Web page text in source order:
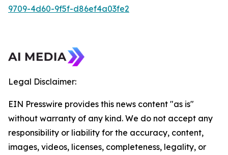
9709-4d60-9f5f-d86ef4a03fe2
Legal Disclaimer:
EIN Presswire provides this news content "as is"
without warranty of any kind. We do not accept any
responsibility or liability for the accuracy, content,
images, videos, licenses, completeness, legality, or